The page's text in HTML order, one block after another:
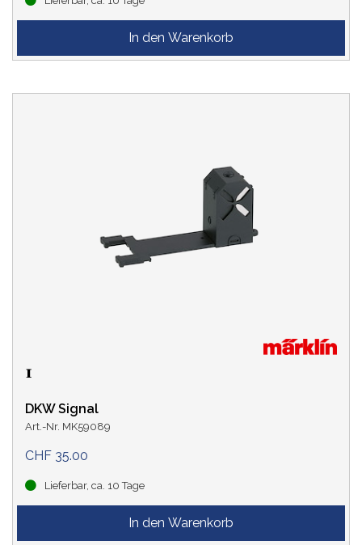
DKW Signal
Art.-Nr. MK59089
CHF 35.00
Lieferbar, ca. 10 Tage